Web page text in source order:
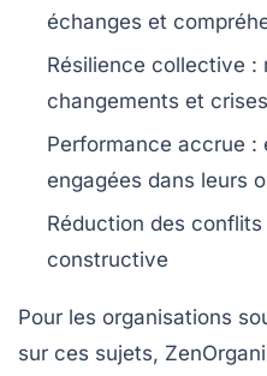
échanges et
Résilience collective :
changements et crises
Performance accrue :
engagées dans leurs
Réduction des conflits
constructive
Pour les organisations
sur ces sujets,